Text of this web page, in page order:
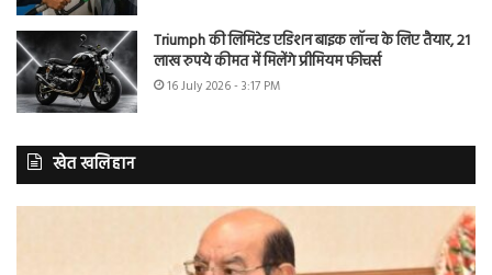
Triumph की लिमिटेड एडिशन बाइक लॉन्च के लिए तैयार, 21
लाख रुपये कीमत में मिलेंगे प्रीमियम फीचर्स
16 July 2026 - 3:17 PM
खेत खलिहान